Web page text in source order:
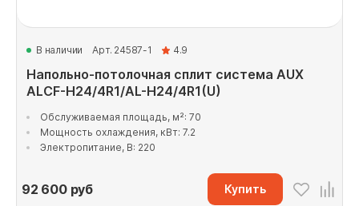
В наличии Арт. 24587-1 4.9
Напольно-потолочная сплит система AUX
ALCF-H24/4R1/AL-H24/4R1(U)
Обслуживаемая площадь, м²: 70
Мощность охлаждения, кВт: 7.2
Электропитание, В: 220
92 600руб Купить